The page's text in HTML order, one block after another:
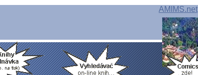
AMIMS.net